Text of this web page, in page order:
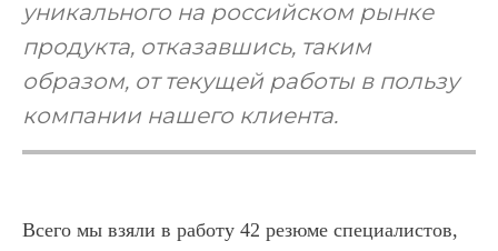
уникального на российском рынке
продукта, отказавшись, таким
образом, от текущей работы в пользу
компании нашего клиента.
Всего мы взяли в работу 42 резюме специалистов,